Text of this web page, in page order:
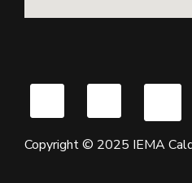
Copyright © 2025 IEMA